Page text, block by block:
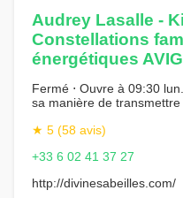
Audrey Lasalle -
Constellations
énergétiques
Fermé ⋅ Ouvre à 09:30
sa manière de transmettre
★ 5 (58 avis)
+33 6 02 41 37 27
http://divinesabeilles.com/